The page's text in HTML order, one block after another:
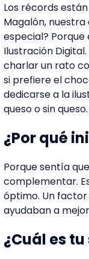
Los récords
Magalón,
especial?
Ilustración
charlar un rato
si prefiere el
dedicarse a la
queso o sin
¿Por qué
Porque sentía
complementar.
óptimo. Un
ayudaban a
¿Cuál es